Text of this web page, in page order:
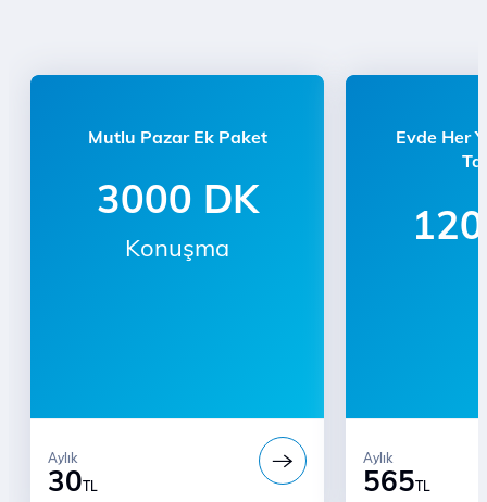
Mutlu Pazar Ek Paket
3000 DK
Konuşma
30TL
Aylık
Evde Her
565TL
Aylık